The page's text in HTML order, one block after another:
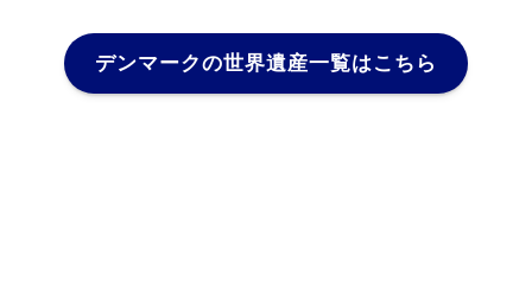
デンマークの世界遺産一覧はこちら